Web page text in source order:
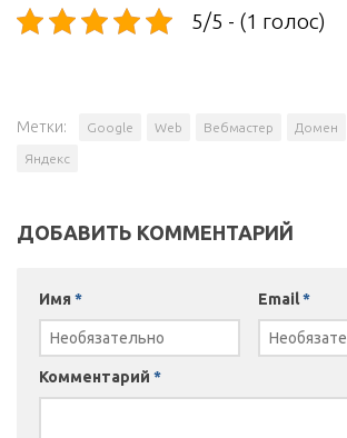
5/5 - (1 голос)
Метки: Google Web Вебмастер Домен
Яндекс
ДОБАВИТЬ КОММЕНТАРИЙ
Имя * Email*
Комментарий *